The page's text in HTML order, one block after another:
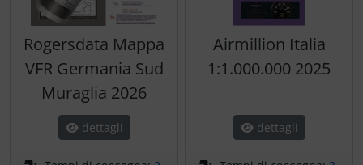
Rogersdata Mappa
VFR Germania Sud
Muraglia 2026
dettagli
Airmillion Italia
1:1.000.000 2025
dettagli